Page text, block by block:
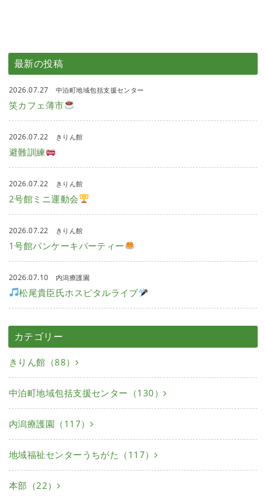
最新の投稿
2026.07.27 中泊町地域包括支援センター
笑カフェ薄市
2026.07.22 きりん館
避難訓練
2026.07.22 きりん館
2号館ミニ運動会
2026.07.22 きりん館
1号館パンケーキパーティー
2026.07.10 内潟療護園
松尾貴臣氏ホスピタルライブ
カテゴリー
きりん館（88）
中泊町地域包括支援センター（130）
内潟療護園（117）
地域福祉センターうちがた（117）
本部（22）